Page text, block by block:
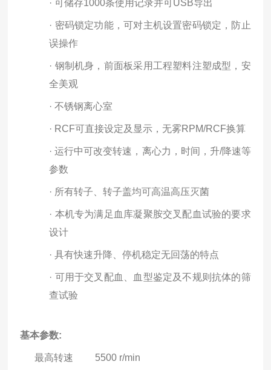
·可储存1000条使用记录并可USB导出
· 密码锁定功能，可对主机设置密码锁定，防止
误操作
· 钢制机身，前面板采用工程塑料注塑成型，安
全美观
·不锈钢离心室
· RCF可直接设定及显示，无雾RPM/RCF换算
·运行中可改变转速，离心力，时间，升/降速等
参数
· 所有转子、转子盖均可高温高压灭菌
· 本机专为满足血库凝聚胺交叉配血试验的要求
设计
·具有快速升降、停机稳定无回荡的特点
· 可用于交叉配血、血型鉴定及不规则抗体的筛
查试验
基本参数:
最高转速
5500 r/min